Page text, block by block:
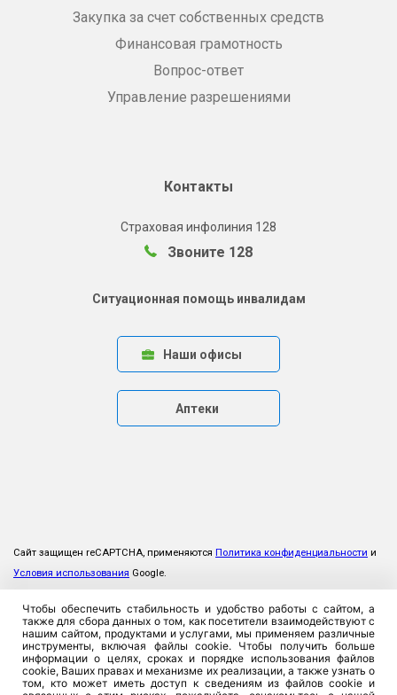
Закупка за счет собственных средств
Финансовая грамотность
Вопрос-ответ
Управление разрешениями
Контакты
Страховая инфолиния 128
Звоните 128
Ситуационная помощь инвалидам
Наши офисы
Аптеки
Сайт защищен reCAPTCHA, применяются Политика конфиденциальности и
Условия использования Google.
Чтобы обеспечить стабильность и удобство работы с сайтом, а
также для сбора данных о том, как посетители взаимодействуют с
нашим сайтом, продуктами и услугами, мы применяем различные
инструменты, включая файлы cookie. Чтобы получить больше
информации о целях, сроках и порядке использования файлов
cookie, Ваших правах и механизме их реализации, а также узнать о
том, кто может иметь доступ к сведениям из файлов cookie и